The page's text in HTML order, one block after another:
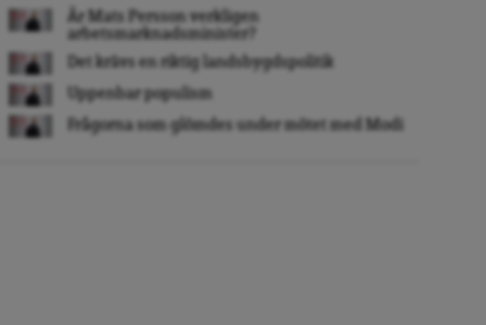
Är Mats Persson verkligen
arbetsmarknadsminister?
Det krävs en riktig landsbygdspolitik
Uppenbar populism
Frågorna som glömdes under mötet med Modi